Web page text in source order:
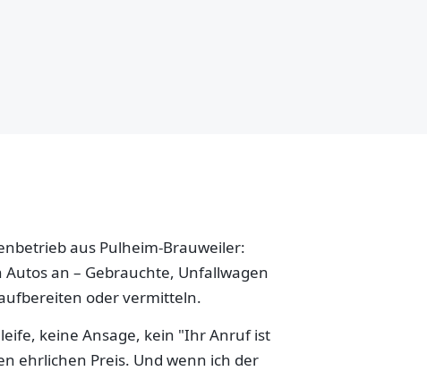
aus Pulheim-Brauweiler:
an – Gebrauchte, Unfallwagen
oder vermitteln.
keine Ansage, kein "Ihr Anruf ist
ehrlichen Preis. Und wenn ich der